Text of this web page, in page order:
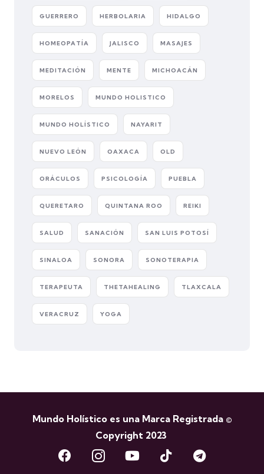
GUERRERO HERBOLARIA HIDALGO
HOMEOPATÍA JALISCO MASAJES
MEDITACIÓN MENTE MICHOACÁN
MORELOS MUNDO HOLISTICO
MUNDO HOLÍSTICO NAYARIT
NUEVO LEÓN OAXACA OLD
ORÁCULOS PSICOLOGÍA PUEBLA
QUERETARO QUINTANA ROO REIKI
SALUD SANACIÓN SAN LUIS POTOSÍ
SINALOA SONORA SONOTERAPIA
TERAPEUTA THETAHEALING TLAXCALA
VERACRUZ YOGA
Mundo Holístico es una Marca Registrada ©
Copyright 2023